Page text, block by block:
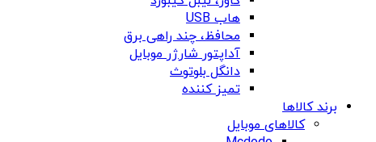
هاب USB
محافظ، چند راهی برق
آداپتور شارژر موبایل
دانگل بلوتوث
تمیز کننده
برند کالاها
کالاهای موبایل